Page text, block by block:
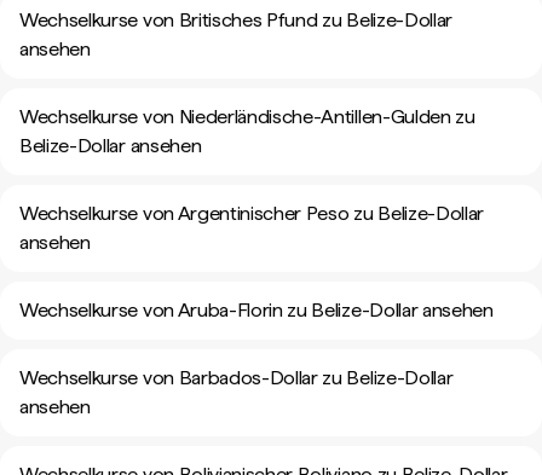
Wechselkurse von Britisches Pfund zu Belize-Dollar
ansehen
Wechselkurse von Niederländische-Antillen-Gulden zu
Belize-Dollar ansehen
Wechselkurse von Argentinischer Peso zu Belize-Dollar
ansehen
Wechselkurse von Aruba-Florin zu Belize-Dollar ansehen
Wechselkurse von Barbados-Dollar zu Belize-Dollar
ansehen